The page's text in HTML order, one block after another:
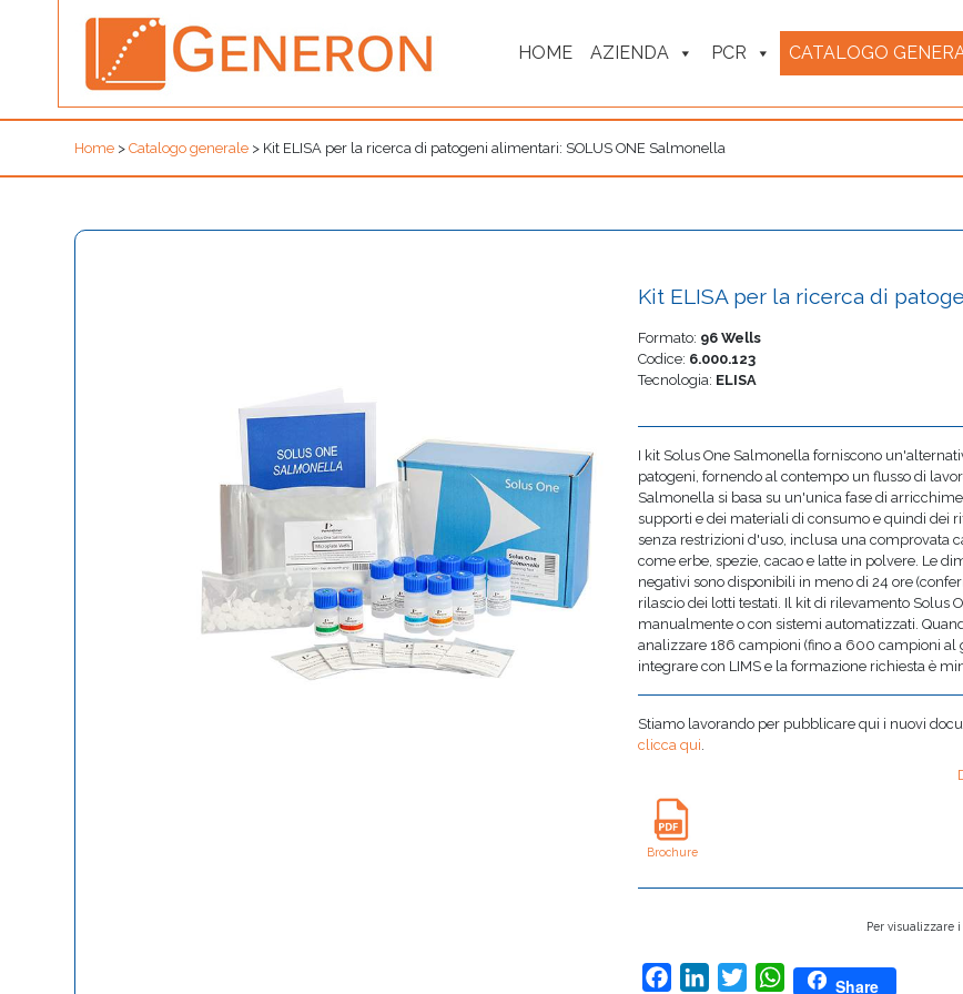
HOME AZIENDA PCR CATALOGO
Home > Catalogo generale > Kit ELISA per la ricerca di patogeni alimentari: SOLUS ONE Salmonella
Kit ELISA per la ricerca di
Formato: 96 Wells
Codice: 6.000.123
Tecnologia: ELISA
I kit Solus One Salmonella forniscono
patogeni, fornendo al contempo un flusso di
Salmonella si basa su un'unica fase di
supporti e dei materiali di consumo e quindi dei
senza restrizioni d'uso, inclusa una comprovata
come erbe, spezie, cacao e latte in polvere. Le
negativi sono disponibili in meno di 24 ore
rilascio dei lotti testati. Il kit di rilevamento Solus
manualmente o con sistemi automatizzati.
analizzare 186 campioni (fino a 600 campioni
integrare con LIMS e la formazione richiesta è
Stiamo lavorando per pubblicare qui i nuovi
clicca qui.
Brochure
Per visualizzare
FacebookLinkedInTwitterWhatsApp
Share